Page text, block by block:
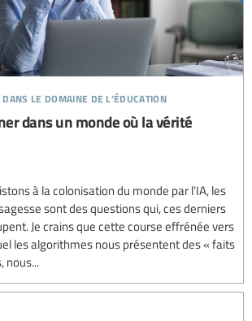
le domaine de l’éducation
dans un monde où la vérité
à la colonisation du monde par l’IA, les
sont des questions qui, ces derniers
Je crains que cette course effrénée vers
les algorithmes nous présentent des « faits
nous...